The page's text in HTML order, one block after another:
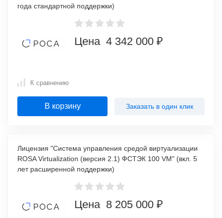
года стандартной поддержки)
Цена 4 342 000 ₽
К сравнению
В корзину Заказать в один клик
Лицензия "Система управления средой виртуализации
ROSA Virtualization (версия 2.1) ФСТЭК 100 VM" (вкл. 5
лет расширенной поддержки)
Цена 8 205 000 ₽